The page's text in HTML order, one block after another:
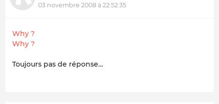
03 novembre 2008 à 22:52:35
Why ?
Why ?
Toujours pas de réponse…